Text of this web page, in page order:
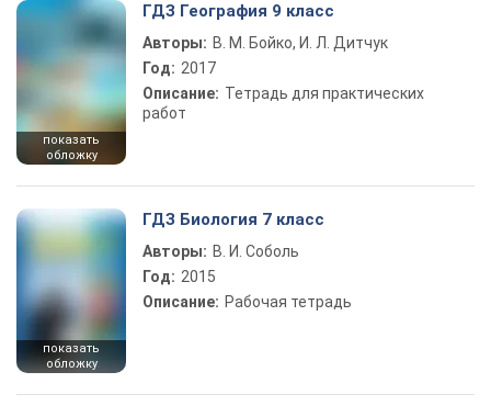
показать
обложку
ГДЗ География 9 класс
Авторы: В. М. Бойко, И. Л. Дитчук
Год: 2017
Описание: Тетрадь для практических
работ
показать
обложку
ГДЗ Биология 7 класс
Авторы: В. И. Соболь
Год: 2015
Описание: Рабочая тетрадь